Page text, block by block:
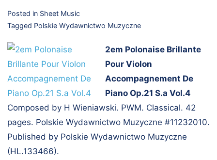
Posted in Sheet Music
Tagged Polskie Wydawnictwo Muzyczne
2em Polonaise Brillante
Pour Violon
Accompagnement De
Piano Op.21 S.a Vol.4
Composed by H Wieniawski. PWM. Classical. 42
pages. Polskie Wydawnictwo Muzyczne #11232010.
Published by Polskie Wydawnictwo Muzyczne
(HL.133466).